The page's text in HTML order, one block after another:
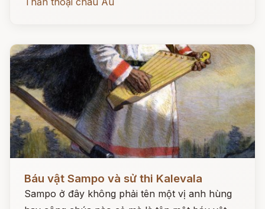
Báu vật Sampo và sử thi Kalevala
Sampo ở đây không phải tên một vị anh hùng